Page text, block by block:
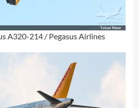
A320-214 / Pegasus Airlines